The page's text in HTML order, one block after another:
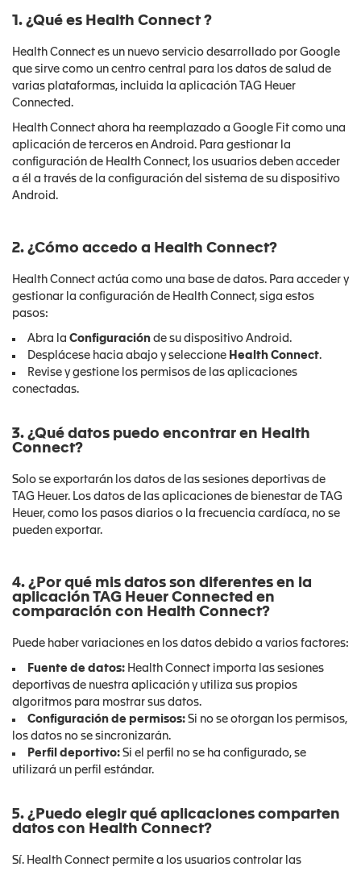
1. ¿Qué es Health Connect?
Health Connect es un nuevo servicio desarrollado por Google
que sirve como un centro central para los datos de salud de
varias plataformas, incluida la aplicación TAG Heuer
Connected.
Health Connect ahora ha reemplazado a Google Fit como una
aplicación de terceros en Android. Para gestionar la
configuración de Health Connect, los usuarios deben acceder
a él a través de la configuración del sistema de su dispositivo
Android.
2. ¿Cómo accedo a Health Connect?
Health Connect actúa como una base de datos. Para acceder y
gestionar la configuración de Health Connect, siga estos
pasos:
Abra la Configuración de su dispositivo Android.
Desplácese hacia abajo y seleccione Health Connect.
Revise y gestione los permisos de las aplicaciones
conectadas.
3. ¿Qué datos puedo encontrar en Health
Connect?
Solo se exportarán los datos de las sesiones deportivas de
TAG Heuer. Los datos de las aplicaciones de bienestar de TAG
Heuer, como los pasos diarios o la frecuencia cardíaca, no se
pueden exportar.
4. ¿Por qué mis datos son diferentes en la
aplicación TAG Heuer Connected en
comparación con Health Connect?
Puede haber variaciones en los datos debido a varios factores:
Fuente de datos: Health Connect importa las sesiones
deportivas de nuestra aplicación y utiliza sus propios
algoritmos para mostrar sus datos.
Configuración de permisos: Si no se otorgan los permisos,
los datos no se sincronizarán.
Perfil deportivo: Si el perfil no se ha configurado, se
utilizará un perfil estándar.
5. ¿Puedo elegir qué aplicaciones comparten
datos con Health Connect?
Sí. Health Connect permite a los usuarios controlar las